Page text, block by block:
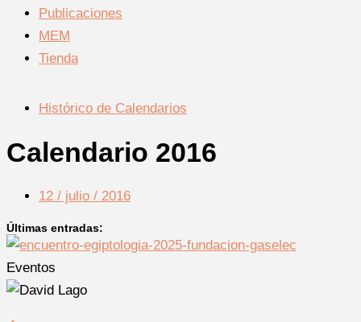
Publicaciones
MEM
Tienda
Histórico de Calendarios
Calendario 2016
12 / julio / 2016
Últimas entradas:
Eventos